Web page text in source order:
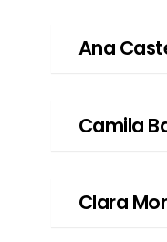
Ana
Camila
Clara